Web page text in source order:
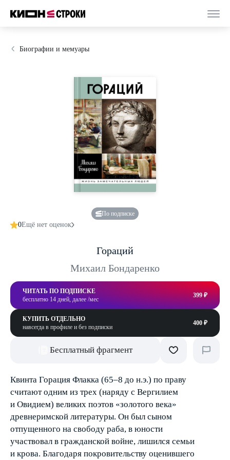
Биографии и мемуары
По подписке
0Ещё нет оценок
Гораций
Михаил Бондаренко
ЧИТАТЬ ПО ПОДПИСКЕ
бесплатно 14 дней, далее /мес
399 ₽
КУПИТЬ ОТДЕЛЬНО
навсегда в профиле и без подписки
400 ₽
Бесплатный фрагмент
Квинта Горация Флакка (65–8 до н.э.) по праву
считают одним из трех (наряду с Вергилием
и Овидием) великих поэтов «золотого века»
древнеримской литературы. Он был сыном
отпущенного на свободу раба, в юности
участвовал в гражданской войне, лишился семьи
и крова. Благодаря покровительству оценившего